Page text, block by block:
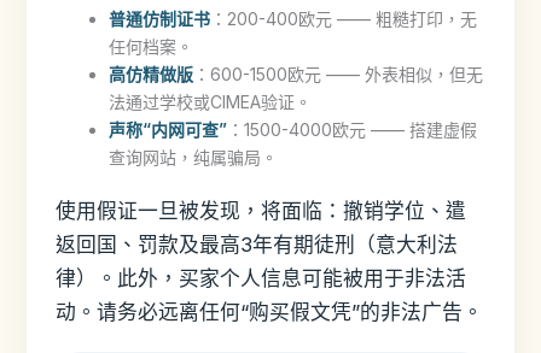
普通仿制证书：200-400欧元 —— 粗糙打印，无
任何档案。
高仿精做版：600-1500欧元 —— 外表相似，但无
法通过学校或CIMEA验证。
声称“内网可查”：1500-4000欧元 —— 搭建虚假
查询网站，纯属骗局。
使用假证一旦被发现，将面临：撤销学位、遣
返回国、罚款及最高3年有期徒刑（意大利法
律）。此外，买家个人信息可能被用于非法活
动。请务必远离任何“购买假文凭”的非法广告。